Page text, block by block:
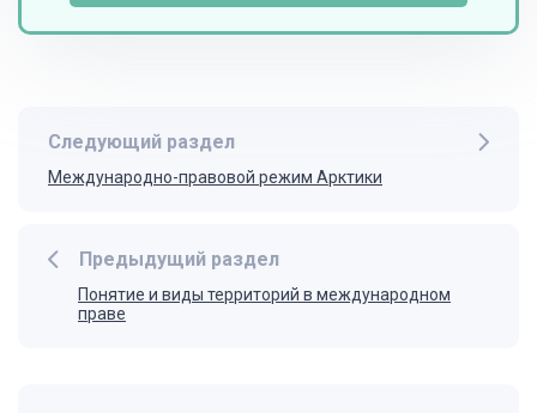
Предыдущий раздел
Понятие и виды территорий в международном
праве
Следующий раздел
Международно-правовой режим Арктики